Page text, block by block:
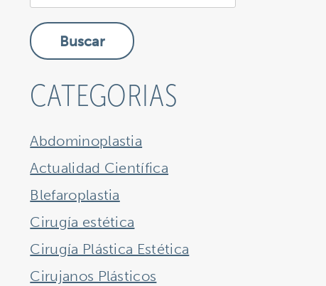
nuestra
sitio
Buscar
CATEGORIAS
Abdominoplastia
Actualidad Científica
Blefaroplastia
Cirugía estética
Cirugía Plástica Estética
Cirujanos Plásticos